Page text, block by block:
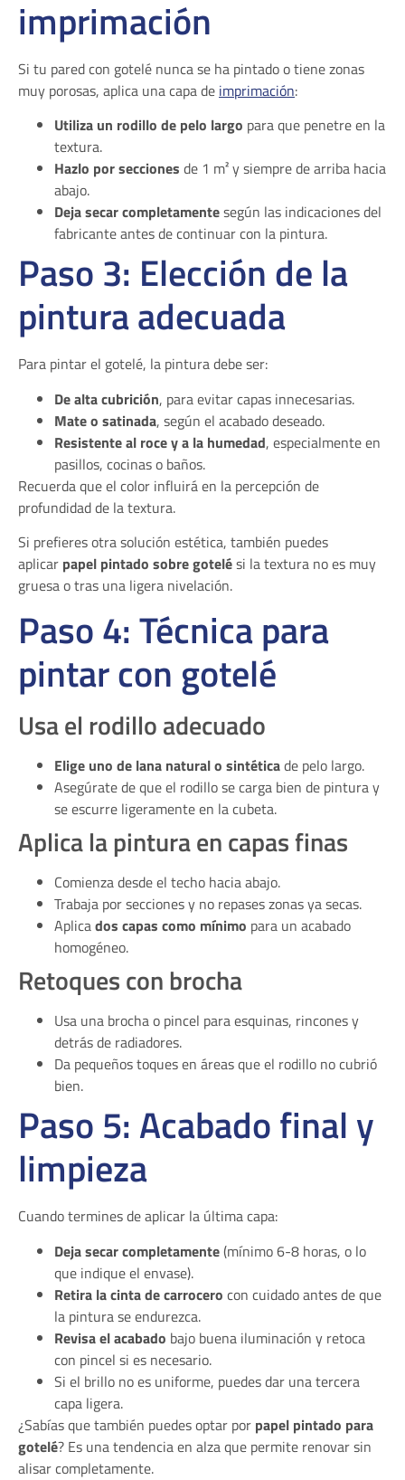
imprimación
Si tu pared con gotelé nunca se ha pintado o tiene zonas
muy porosas, aplica una capa de imprimación:
Utiliza un rodillo de pelo largo para que penetre en la
textura.
Hazlo por secciones de 1 m² y siempre de arriba hacia
abajo.
Deja secar completamentesegún las indicaciones del
fabricante antes de continuar con la pintura.
Paso 3: Elección de la
pintura adecuada
Para pintar el gotelé, la pintura debe ser:
De alta cubrición, para evitar capas innecesarias.
Mate o satinada, según el acabado deseado.
Resistente al roce y a la humedad, especialmente en
pasillos, cocinas o baños.
Recuerda que el color influirá en la percepción de
profundidad de la textura.
Si prefieres otra solución estética, también puedes
aplicar papel pintado sobre gotelési la textura no es muy
gruesa o tras una ligera nivelación.
Paso 4: Técnica para
pintar con gotelé
Usa el rodillo adecuado
Elige uno de lana natural o sintéticade pelo largo.
Asegúrate de que el rodillo se carga bien de pintura y
se escurre ligeramente en la cubeta.
Aplica la pintura en capas finas
Comienza desde el techo hacia abajo.
Trabaja por secciones y no repases zonas ya secas.
Aplicados capas como mínimo para un acabado
homogéneo.
Retoques con brocha
Usa una brocha o pincel para esquinas, rincones y
detrás de radiadores.
Da pequeños toques en áreas que el rodillo no cubrió
bien.
Paso 5: Acabado final y
limpieza
Cuando termines de aplicar la última capa:
Deja secar completamente(mínimo 6-8 horas, o lo
que indique el envase).
Retira la cinta de carrocero con cuidado antes de que
la pintura se endurezca.
Revisa el acabado bajo buena iluminación y retoca
con pincel si es necesario.
Si el brillo no es uniforme, puedes dar una tercera
capa ligera.
¿Sabías que también puedes optar por papel pintado para
gotelé? Es una tendencia en alza que permite renovar sin
alisar completamente.